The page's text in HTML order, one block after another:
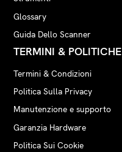
Glossary
Guida Dello Scanner
TERMINI & POLITICHE
Termini & Condizioni
Politica Sulla Privacy
Manutenzione e supporto
Garanzia Hardware
Politica Sui Cookie